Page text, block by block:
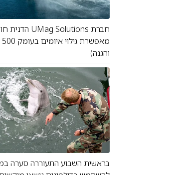
והגנה)
בראשית השבוע התעוררה סערה